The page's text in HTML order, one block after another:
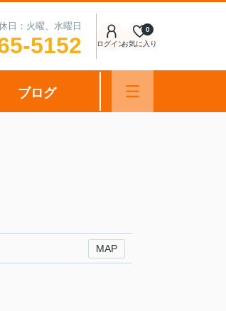
日：火曜、水曜日
5152 ログインお気に入り
0
ブログ
MAP